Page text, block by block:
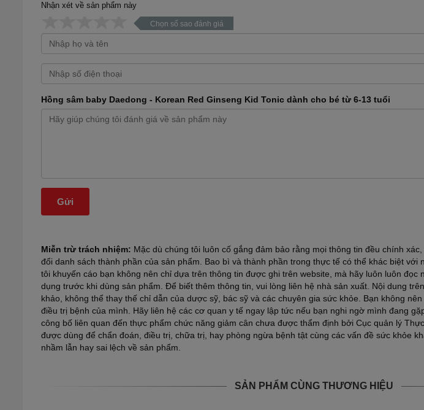
Nhận xét về sản phẩm này
Chọn số sao đánh giá
Hồng sâm baby Daedong - Korean Red Ginseng Kid Tonic dành cho bé từ 6-13 tuổi
Miễn trừ trách nhiệm: Mặc dù chúng tôi luôn cố gắng đảm bảo rằng mọi thông tin đều chính
đổi danh sách thành phần của sản phẩm. Bao bì và thành phần trong thực tế có thể khác biệt
tôi khuyến cáo bạn không nên chỉ dựa trên thông tin được ghi trên website, mà hãy luôn luôn đọc
dụng trước khi dùng sản phẩm. Để biết thêm thông tin, vui lòng liên hệ nhà sản xuất. Nội dung
khảo, không thể thay thế chỉ dẫn của dược sỹ, bác sỹ và các chuyên gia sức khỏe. Bạn không
điều trị bệnh của mình. Hãy liên hệ các cơ quan y tế ngay lập tức nếu bạn nghi ngờ mình đang
công bố liên quan đến thực phẩm chức năng giảm cân chưa được thẩm định bởi Cục quản lý
được dùng để chẩn đoán, điều trị, chữa trị, hay phòng ngừa bệnh tật cùng các vấn đề sức khỏe
nhầm lẫn hay sai lệch về sản phẩm.
SẢN PHẨM CÙNG THƯƠNG HIỆU